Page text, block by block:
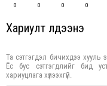
0 0 0 0
Хариулт үлдээнэ үү
Та сэтгэгдэл бичихдээ хууль
Ёс бус сэтгэгдлийг бид
хариуцлага хүлээхгүй.